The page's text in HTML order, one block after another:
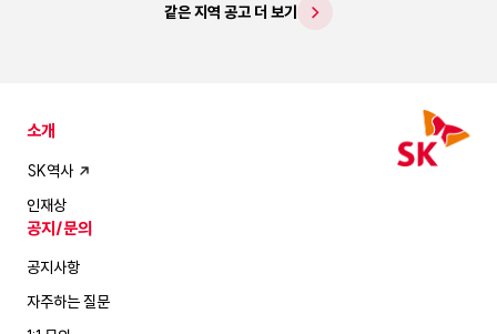
같은 지역 공고 더 보기
소개
SK역사
인재상
공지/문의
공지사항
자주하는 질문